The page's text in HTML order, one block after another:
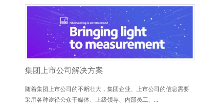
集团上市公司解决方案
随着集团上市公司的不断壮大，集团企业、上市公司的信息需要
采用各种途径公众于媒体、上级领导、内部员工、...